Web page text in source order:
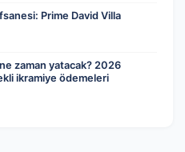
Prime David Villa
zaman yatacak? 2026
ikramiye ödemeleri